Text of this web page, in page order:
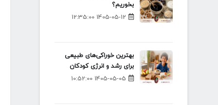
بخوریم؟
1405-05-12 12:35:00
بهترین خوراکی‌های طبیعی
برای رشد و انرژی کودکان
1405-05-05 10:52:00